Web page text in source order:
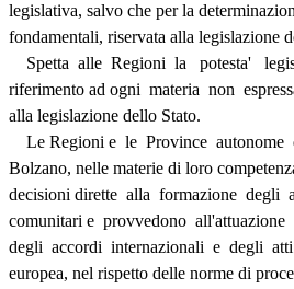
legislativa, salvo che per la
fondamentali, riservata alla
Spetta  alle  Regioni  la   potesta'
riferimento ad ogni  materia  non
          alla legislazione dello Stato.
Le Regioni e  le  Province
Bolzano, nelle materie di loro
decisioni dirette  alla  formazione
comunitari e  provvedono
degli  accordi  internazionali  e  degli
europea, nel rispetto delle norme di